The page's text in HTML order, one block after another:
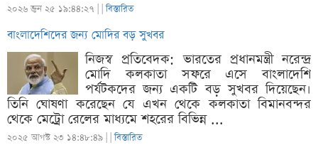
২০২৬ জুন ২৫ ১৯:৪৪:২৭ | |বিস্তারিত
বাংলাদেশিদের জন্য মোদির বড় সুখবর
নিজস্ব প্রতিবেদক: ভারতের প্রধানমন্ত্রী নরেন্দ্র
মোদি কলকাতা সফরে এসে বাংলাদেশি
পর্যটকদের জন্য একটি বড় সুখবর দিয়েছেন।
তিনি ঘোষণা করেছেন যে এখন থেকে কলকাতা বিমানবন্দর
থেকে মেট্রো রেলের মাধ্যমে শহরের বিভিন্ন ...
২০২৫ আগস্ট ২৩ ১৪:৪৮:৪৯ | |বিস্তারিত